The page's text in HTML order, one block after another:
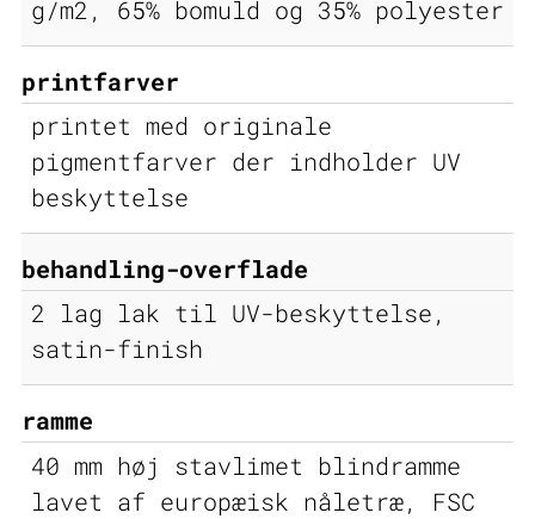
g/m2, 65% bomuld og 35% polyester
printfarver
printet med originale
pigmentfarver der indholder UV
beskyttelse
behandling-overflade
2 lag lak til UV-beskyttelse,
satin-finish
ramme
40 mm høj stavlimet blindramme
lavet af europæisk nåletræ, FSC